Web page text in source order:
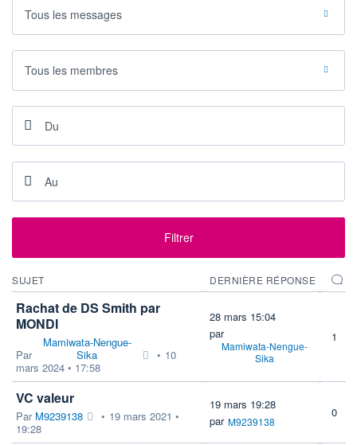
Tous les messages
Tous les membres
Filtrer
SUJET DERNIÈRE RÉPONSE
Rachat de DS Smith par
MONDI
Par
Mamiwata-Nengue-
Sika
• 10
mars 2024 • 17:58
28 mars 15:04
par
Mamiwata-Nengue-
Sika
1
VC valeur
Par M9239138 • 19 mars 2021 •
19:28
19 mars 19:28
par M9239138
0